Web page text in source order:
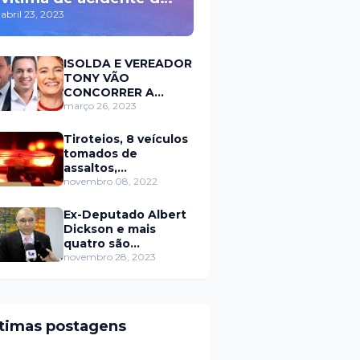
trânsito durante a
madrugada na BR 110
em Mossoró
abril 23, 2023
ISOLDA E VEREADOR
TONY VÃO
CONCORRER A
PREFEITURA DE
março 26, 2023
Tiroteios, 8 veículos
tomados de
assaltos,
ARRASTÕES em
encontrado morto
novembro 08, 2022
Ex-Deputado Albert
Dickson e mais
quatro são
condenados por
novembro 28, 2023
postagens